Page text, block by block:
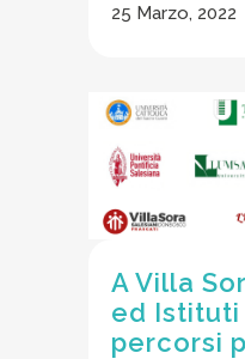
25 Marzo, 2022
A Villa
ed
percorsi